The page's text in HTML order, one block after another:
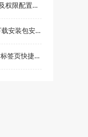
作经验有哪些
下载和验证技巧
深度优化教程